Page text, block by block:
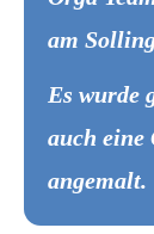
am
Es wurde
auch eine
angemalt.